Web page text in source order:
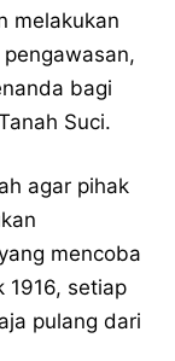
melakukan
bagi
Suci.
agar pihak
mencoba
1916, setiap
pulang dari